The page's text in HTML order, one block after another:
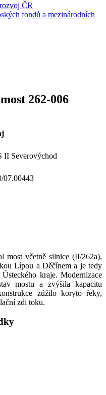
ČR
fondů a mezinárodních
262-006
II Severovýchod
07.00443
most včetně silnice (II/262a),
Lípou a Děčínem a je tedy
kraje. Modernizace
mostu a zvýšila kapacitu
zúžilo koryto řeky,
zdi toku.